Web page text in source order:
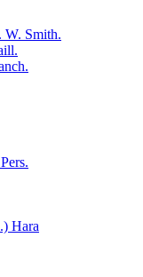
W. Smith.
Hara